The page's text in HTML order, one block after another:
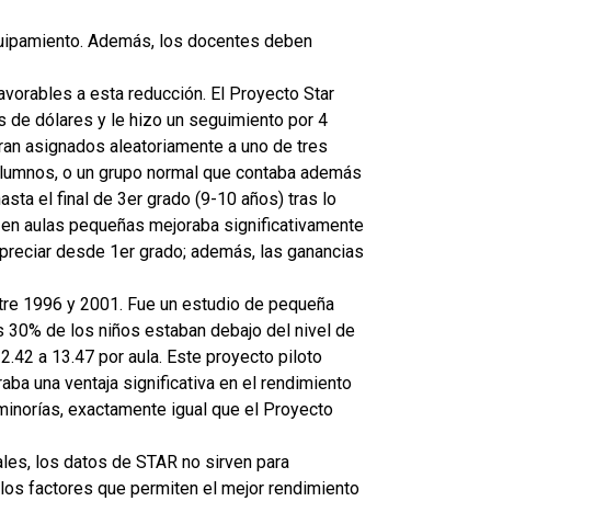
Además, los docentes deben
a esta reducción. El Proyecto Star
de dólares y le hizo un seguimiento por 4
asignados aleatoriamente a uno de tres
o un grupo normal que contaba además
el final de 3er grado (9-10 años) tras lo
aulas pequeñas mejoraba significativamente
desde 1er grado; además, las ganancias
1996 y 2001. Fue un estudio de pequeña
de los niños estaban debajo del nivel de
a 13.47 por aula. Este proyecto piloto
una ventaja significativa en el rendimiento
exactamente igual que el Proyecto
los datos de STAR no sirven para
factores que permiten el mejor rendimiento